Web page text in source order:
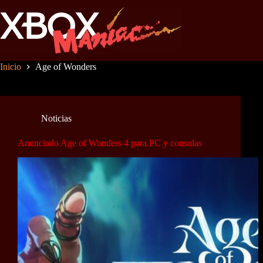
al
contenido
Inicio Age of Wonders
Noticias
Anunciado Age of Wonders 4 para PC y consolas